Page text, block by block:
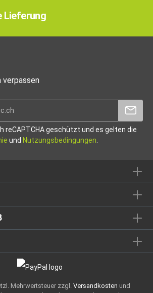
Lieferung
verpassen
reCAPTCHA geschützt und es gelten die
und Nutzungsbedingungen
Mehrwertsteuer zzgl. Versandkosten und